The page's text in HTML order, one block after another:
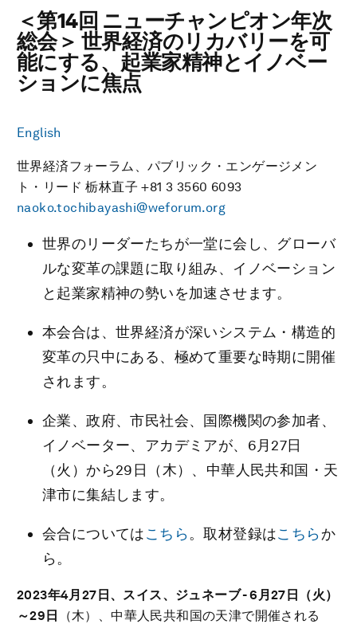
＜第14回 ニューチャンピオン年次
総会＞ 世界経済のリカバリーを可
能にする、起業家精神とイノベー
ションに焦点
English
世界経済フォーラム、パブリック・エンゲージメン
ト・リード 栃林直子 +81 3 3560 6093
naoko.tochibayashi@weforum.org
世界のリーダーたちが一堂に会し、グローバ
ルな変革の課題に取り組み、イノベーション
と起業家精神の勢いを加速させます。
本会合は、世界経済が深いシステム・構造的
変革の只中にある、極めて重要な時期に開催
されます。
企業、政府、市民社会、国際機関の参加者、
イノベーター、アカデミアが、6月27日
（火）から29日（木）、中華人民共和国・天
津市に集結します。
会合についてはこちら。取材登録はこちらか
ら。
2023年4月27日、スイス、ジュネーブ -6月27日（火）
～29日
（木）、中華人民共和国の天津で開催される